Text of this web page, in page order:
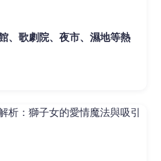
、歌劇院、夜市、濕地等熱